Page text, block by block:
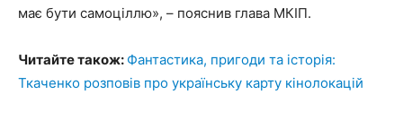
має бути самоціллю», – пояснив глава МКІП.
Читайте також: Фантастика, пригоди та історія:
Ткаченко розповів про українську карту кінолокацій